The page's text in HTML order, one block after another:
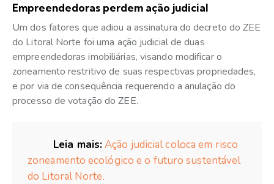
Empreendedoras perdem ação judicial
Um dos fatores que adiou a assinatura do decreto do ZEE
do Litoral Norte foi uma ação judicial de duas
empreendedoras imobiliárias, visando modificar o
zoneamento restritivo de suas respectivas propriedades,
e por via de consequência requerendo a anulação do
processo de votação do ZEE.
Leia mais:Ação judicial coloca em risco
zoneamento ecológico e o futuro sustentável
do Litoral Norte.